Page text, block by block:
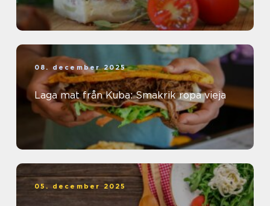
08. december 2025
Laga mat från Kuba: Smakrik ropa vieja
05. december 2025